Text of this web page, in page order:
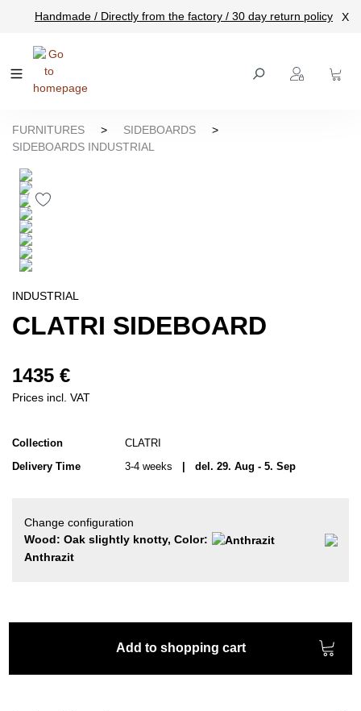
content
Handmade / Directly from the factory / 30 day return policy X
FURNITURES > SIDEBOARDS
>
SIDEBOARDS INDUSTRIAL
INDUSTRIAL
CLATRI SIDEBOARD
1435 €
Prices incl. VAT
Collection
CLATRI
Delivery Time
3-4 weeks | del. 29. Aug - 5. Sep
Change configuration
Wood: Oak slightly knotty, Color:
Anthrazit
Add to shopping cart